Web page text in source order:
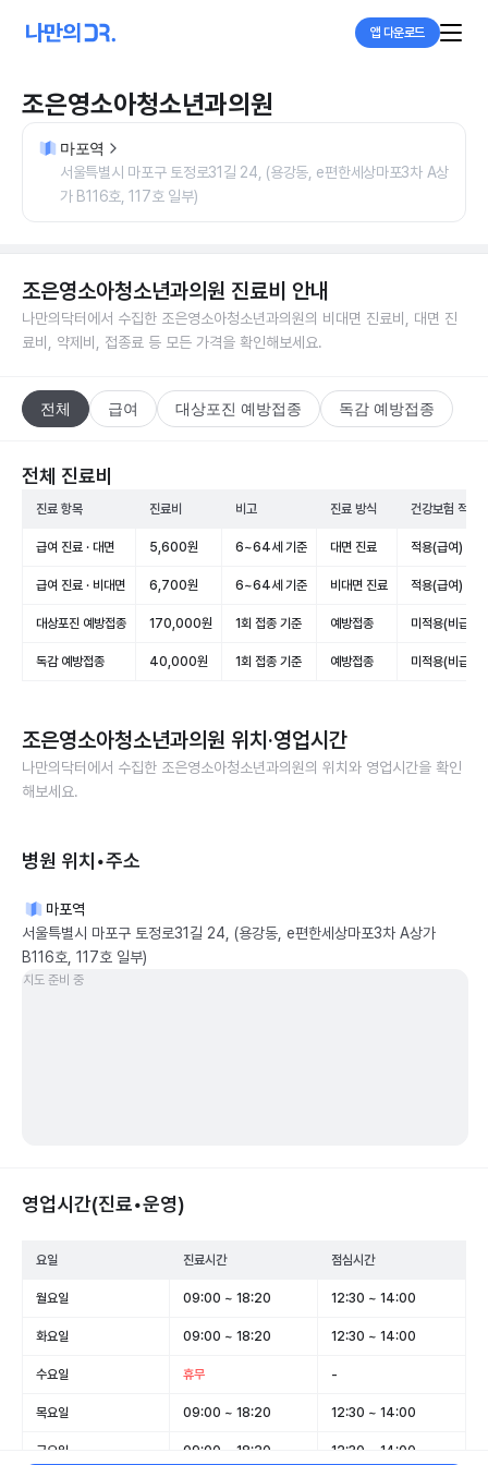
앱 다운로드
조은영소아청소년과의원
마포역
서울특별시 마포구 토정로31길 24, (용강동, e편한세상마포3차 A상
가 B116호, 117호 일부)
조은영소아청소년과의원 진료비 안내
나만의닥터에서 수집한 조은영소아청소년과의원의 비대면 진료비, 대면 진
료비, 약제비, 접종료 등 모든 가격을 확인해보세요.
전체 급여 대상포진 예방접종 독감 예방접종
전체 진료비
진료 항목 진료비 비고 진료 방식 건강보험 적용
급여 진료 · 대면 5,600원 6~64세 기준 대면 진료 적용(급여)
급여 진료 · 비대면 6,700원 6~64세 기준 비대면 진료 적용(급여)
대상포진 예방접종 170,000원 1회 접종 기준 예방접종 미적용(비급여)
독감 예방접종 40,000원 1회 접종 기준 예방접종 미적용(비급여)
조은영소아청소년과의원 위치·영업시간
나만의닥터에서 수집한 조은영소아청소년과의원의 위치와 영업시간을 확인
해보세요.
병원 위치•주소
마포역
서울특별시 마포구 토정로31길 24, (용강동, e편한세상마포3차 A상가
B116호, 117호 일부)
지도 준비 중
영업시간(진료•운영)
요일 진료시간 점심시간
월요일 09:00 ~ 18:20 12:30 ~ 14:00
화요일 09:00 ~ 18:20 12:30 ~ 14:00
수요일 휴무 -
목요일 09:00 ~ 18:20 12:30 ~ 14:00
금요일 09:00 ~ 18:20 12:30 ~ 14:00